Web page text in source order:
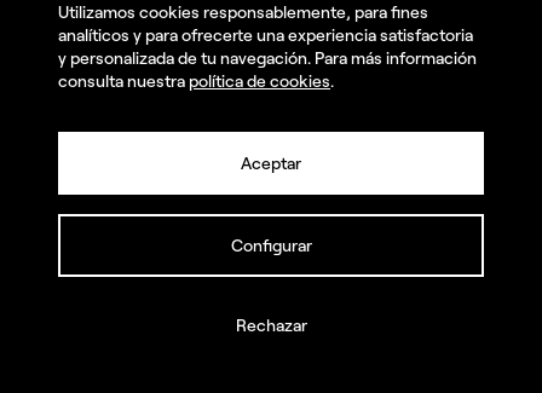
¿Cuáles son tus retos?
Utilizamos cookies responsablemente, para fines
analíticos y para ofrecerte una experiencia satisfactoria
y personalizada de tu navegación. Para más información
consulta nuestra política de cookies.
Aceptar
Configurar
Rechazar